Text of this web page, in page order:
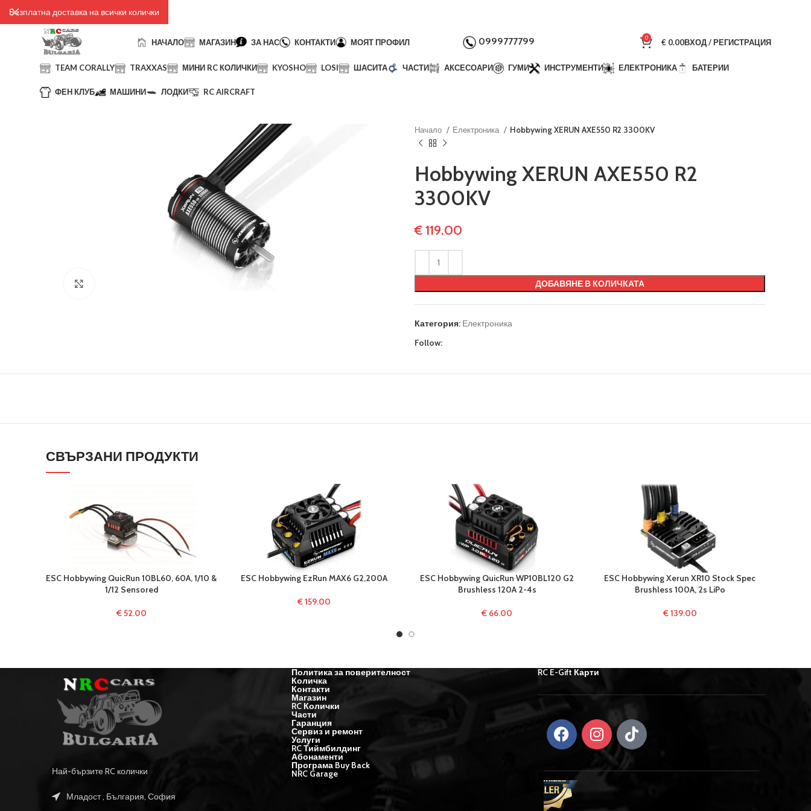
НАЧАЛО МАГАЗИН ЗА НАС КОНТАКТИ МОЯТ ПРОФИЛ 0999777799 0 € 0.00ВХОД / РЕГИСТРАЦИЯ
TEAM CORALLY TRAXXAS МИНИ RC КОЛИЧКИ KYOSHO LOSI ШАСИТА ЧАСТИ АКСЕСОАРИ ГУМИ ИНСТРУМЕНТИ ЕЛЕКТРОНИКА БАТЕРИИ
ФЕН КЛУБ МАШИНИ ЛОДКИ RC AIRCRAFT
Начало Електроника Hobbywing XERUN AXE550 R2 3300KV
Hobbywing XERUN AXE550 R2
3300KV
€119.00
ДОБАВЯНЕ В КОЛИЧКАТА
Категория: Електроника
Follow:
СВЪРЗАНИ ПРОДУКТИ
ESC Hobbywing QuicRun 10BL60, 60A, 1/10 &
1/12 Sensored
€52.00
ESC Hobbywing EzRun MAX6 G2,200A
€159.00
ESC Hobbywing QuicRun WP10BL120 G2
Brushless 120A 2-4s
€ 66.00
ESC Hobbywing Xerun XR10 Stock Spec
Brushless 100A, 2s LiPo
€139.00
Най-бързите RC колички
Младост , България, София
Политика за поверителност
Количка
Контакти
Магазин
RC Колички
Части
Гаранция
Сервиз и ремонт
Услуги
RC Тиймбилдинг
Абонаменти
Програма Buy Back
NRC Garage
RC E-Gift Карти
Безплатна доставка на всички колички